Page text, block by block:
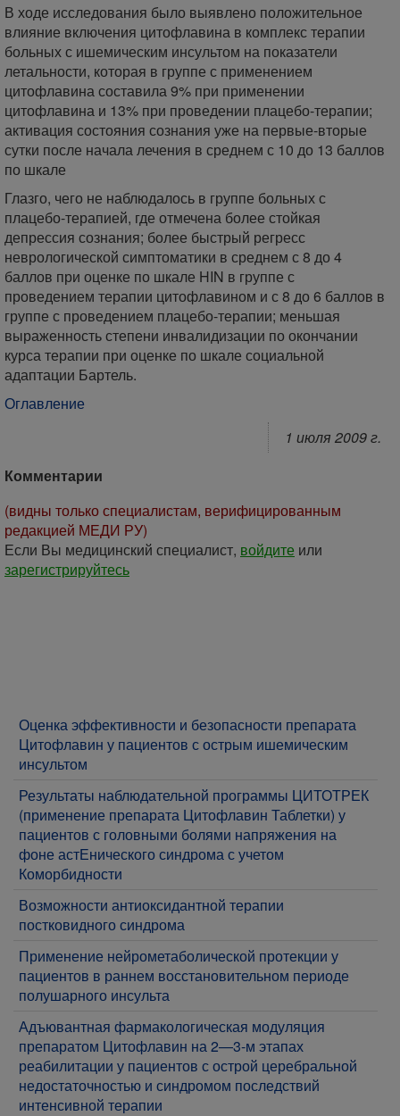
В ходе исследования было выявлено положительное
влияние включения цитофлавина в комплекс терапии
больных с ишемическим инсультом на показатели
летальности, которая в группе с применением
цитофлавина составила 9% при применении
цитофлавина и 13% при проведении плацебо-терапии;
активация состояния сознания уже на первые-вторые
сутки после начала лечения в среднем с 10 до 13 баллов
по шкале
Глазго, чего не наблюдалось в группе больных с
плацебо-терапией, где отмечена более стойкая
депрессия сознания; более быстрый регресс
неврологической симптоматики в среднем с 8 до 4
баллов при оценке по шкале HIN в группе с
проведением терапии цитофлавином и с 8 до 6 баллов в
группе с проведением плацебо-терапии; меньшая
выраженность степени инвалидизации по окончании
курса терапии при оценке по шкале социальной
адаптации Бартель.
Оглавление
1 июля 2009 г.
Комментарии
(видны только специалистам, верифицированным
редакцией МЕДИ РУ)
Если Вы медицинский специалист, войдите или
зарегистрируйтесь
Оценка эффективности и безопасности препарата
Цитофлавин у пациентов с острым ишемическим
инсультом
Результаты наблюдательной программы ЦИТОТРЕК
(применение препарата Цитофлавин Таблетки) у
пациентов с головными болями напряжения на
фоне астЕнического синдрома с учетом
Коморбидности
Возможности антиоксидантной терапии
постковидного синдрома
Применение нейрометаболической протекции у
пациентов в раннем восстановительном периоде
полушарного инсульта
Адъювантная фармакологическая модуляция
препаратом Цитофлавин на 2—3-м этапах
реабилитации у пациентов с острой церебральной
недостаточностью и синдромом последствий
интенсивной терапии